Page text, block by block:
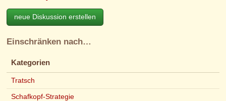
neue Diskussion erstellen
Einschränken nach…
Kategorien
Tratsch
Schafkopf-Strategie